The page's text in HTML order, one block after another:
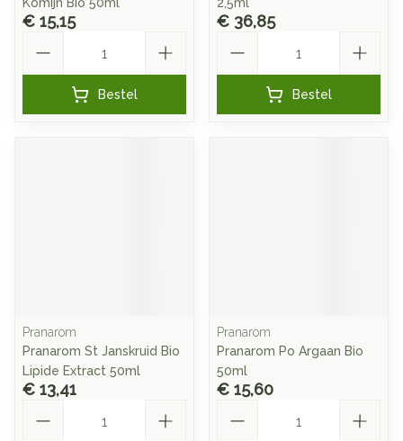
€ 15,15
Bestel
€ 36,85
Bestel
Pranarom
Pranarom St Janskruid Bio
Lipide Extract 50ml
€ 13,41
Pranarom
Pranarom Po Argaan Bio
50ml
€ 15,60